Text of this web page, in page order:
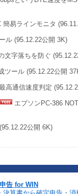
簡易ラインモニタ
ル (95.12.22公開 3K)
文字落ちを防ぐ
ツール (95.12.22公開
高通信速度判定
エプソンPC-386
公開 6K)
告 for WIN